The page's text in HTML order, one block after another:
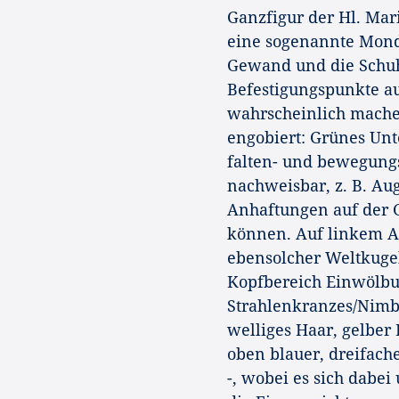
Ganzfigur der Hl.
eine sogenannte
Gewand und die
Befestigungspunkte
wahrscheinlich
engobiert: Grünes
falten- und
nachweisbar, z. B.
Anhaftungen auf der
können. Auf linkem
ebensolcher
Kopfbereich
Strahlenkranzes/
welliges Haar,
oben blauer,
-, wobei es sich